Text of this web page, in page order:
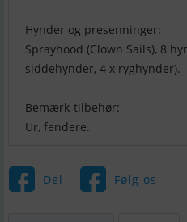
Hynder og presenninger:
Sprayhood (Clown Sails), 8
siddehynder, 4 x ryghynder).
Bemærk-tilbehør:
Ur, fendere.
Del Følg os